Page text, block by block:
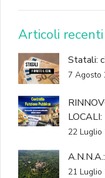
DONA
Articoli recenti
Statali:
7 Agosto
22 Luglio
21 Luglio